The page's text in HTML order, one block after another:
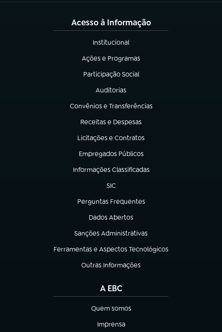
Acesso à Informação
Institucional
(abre em nova aba)
Ações e Programas
(abre em nova aba)
Participação Social
(abre em nova aba)
Auditorias
(abre em nova aba)
Convênios e Transferências
(abre em nova aba)
Receitas e Despesas
(abre em nova aba)
Licitações e Contratos
(abre em nova aba)
Empregados Públicos
(abre em nova aba)
Informações Classificadas
(abre em nova aba)
SIC
(abre em nova aba)
Perguntas Frequentes
(abre em nova aba)
Dados Abertos
(abre em nova aba)
Sanções Administrativas
(abre em nova aba)
Ferramentas e Aspectos Tecnológicos
(abre em nova aba)
Outras Informações
(abre em nova aba)
A EBC
Quem somos
(abre em nova aba)
Imprensa
(abre em nova aba)